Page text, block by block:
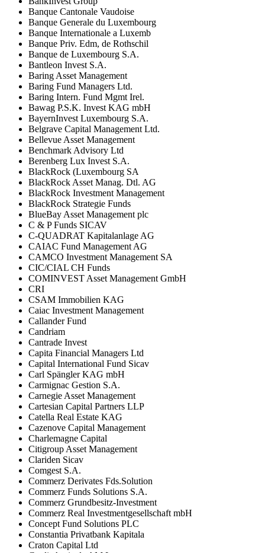
Banque Cantonale Vaudoise
Banque Generale du Luxembourg
Banque Internationale a Luxemb
Banque Priv. Edm, de Rothschil
Banque de Luxembourg S.A.
Bantleon Invest S.A.
Baring Asset Management
Baring Fund Managers Ltd.
Baring Intern. Fund Mgmt Irel.
Bawag P.S.K. Invest KAG mbH
BayernInvest Luxembourg S.A.
Belgrave Capital Management Ltd.
Bellevue Asset Management
Benchmark Advisory Ltd
Berenberg Lux Invest S.A.
BlackRock (Luxembourg SA
BlackRock Asset Manag. Dtl. AG
BlackRock Investment Management
BlackRock Strategie Funds
BlueBay Asset Management plc
C & P Funds SICAV
C-QUADRAT Kapitalanlage AG
CAIAC Fund Management AG
CAMCO Investment Management SA
CIC/CIAL CH Funds
COMINVEST Asset Management GmbH
CRI
CSAM Immobilien KAG
Caiac Investment Management
Callander Fund
Candriam
Cantrade Invest
Capita Financial Managers Ltd
Capital International Fund Sicav
Carl Spängler KAG mbH
Carmignac Gestion S.A.
Carnegie Asset Management
Cartesian Capital Partners LLP
Catella Real Estate KAG
Cazenove Capital Management
Charlemagne Capital
Citigroup Asset Management
Clariden Sicav
Comgest S.A.
Commerz Derivates Fds.Solution
Commerz Funds Solutions S.A.
Commerz Grundbesitz-Investment
Commerz Real Investmentgesellschaft mbH
Concept Fund Solutions PLC
Constantia Privatbank Kapitala
Craton Capital Ltd